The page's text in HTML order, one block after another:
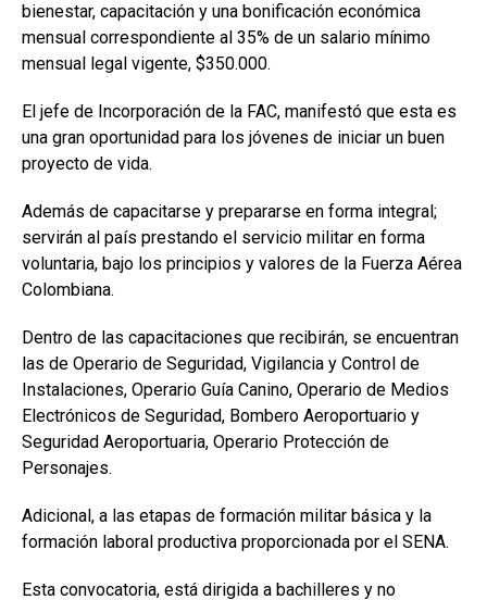
bienestar, capacitación y una bonificación económica
mensual correspondiente al 35% de un salario mínimo
mensual legal vigente, $350.000.
El jefe de Incorporación de la FAC, manifestó que esta es
una gran oportunidad para los jóvenes de iniciar un buen
proyecto de vida.
Además de capacitarse y prepararse en forma integral;
servirán al país prestando el servicio militar en forma
voluntaria, bajo los principios y valores de la Fuerza Aérea
Colombiana.
Dentro de las capacitaciones que recibirán, se encuentran
las de Operario de Seguridad, Vigilancia y Control de
Instalaciones, Operario Guía Canino, Operario de Medios
Electrónicos de Seguridad, Bombero Aeroportuario y
Seguridad Aeroportuaria, Operario Protección de
Personajes.
Adicional, a las etapas de formación militar básica y la
formación laboral productiva proporcionada por el SENA.
Esta convocatoria, está dirigida a bachilleres y no